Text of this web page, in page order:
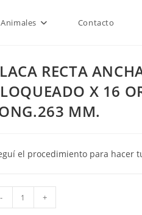
Contacto
RECTA
X 16
MM.
el procedimiento para hacer
- +